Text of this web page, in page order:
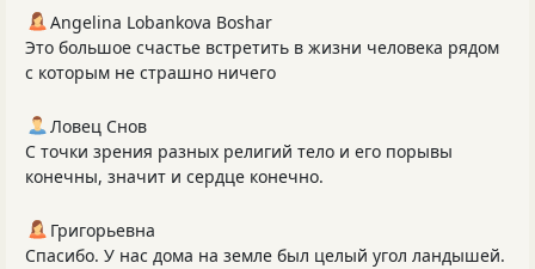
Angelina Lobankova Boshar
Это большое счастье встретить в жизни человека рядом
с которым не страшно ничего
Ловец Снов
С точки зрения разных религий тело и его порывы
конечны, значит и сердце конечно.
Григорьевна
Спасибо. У нас дома на земле был целый угол ландышей.